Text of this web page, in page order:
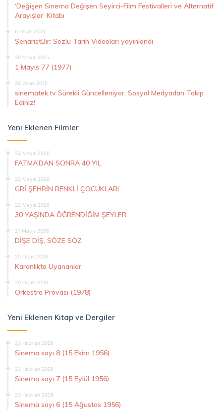
‘Değişen Sinema Değişen Seyirci-Film Festivalleri ve Alternatif
Arayışlar’ Kitabı
6 Ocak 2023
SenaristBir: Sözlü Tarih Videoları yayınlandı
30 Mayıs 2015
1 Mayıs 77 (1977)
26 Ocak 2015
sinematek.tv Sürekli Güncelleniyor, Sosyal Medyadan Takip
Ediniz!
Yeni Eklenen Filmler
23 Mayıs 2026
FATMA’DAN SONRA 40 YIL
22 Mayıs 2026
GRİ ŞEHRİN RENKLİ ÇOCUKLARI
22 Mayıs 2026
30 YAŞINDA ÖĞRENDİĞİM ŞEYLER
21 Mayıs 2026
DİŞE DİŞ, SÖZE SÖZ
20 Ocak 2026
Karanlıkta Uyananlar
20 Ocak 2026
Orkestra Provası (1978)
Yeni Eklenen Kitap ve Dergiler
23 Haziran 2026
Sinema sayı 8 (15 Ekim 1956)
23 Haziran 2026
Sinema sayı 7 (15 Eylül 1956)
23 Haziran 2026
Sinema sayı 6 (15 Ağustos 1956)